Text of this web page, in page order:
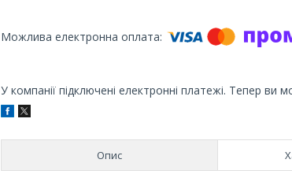
У компанії підключені електронні платежі. Тепер
Опис